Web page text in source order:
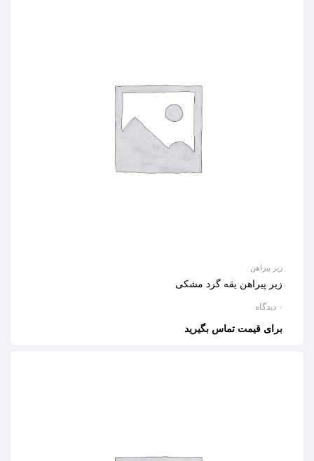
زیر پیراهن
زیر پیراهن یقه گرد مشکی
۰ دیدگاه
برای قیمت تماس بگیرید